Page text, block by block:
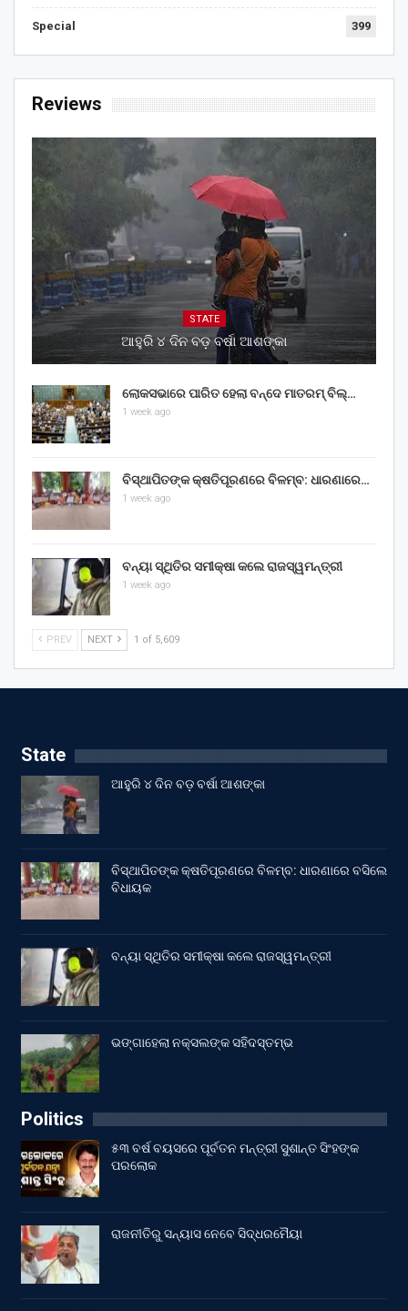
Special 399
Reviews
STATE
ଆହୁରି ୪ ଦିନ ବଡ଼ ବର୍ଷା ଆଶଙ୍କା
ଲୋକସଭାରେ ପାରିତ ହେଲା ବନ୍ଦେ ମାତରମ୍‌ ବିଲ୍‌…
1 week ago
ବିସ୍ଥାପିତଙ୍କ କ୍ଷତିପୂରଣରେ ବିଳମ୍ବ: ଧାରଣାରେ…
1 week ago
ବନ୍ୟା ସ୍ଥିତିର ସମୀକ୍ଷା କଲେ ରାଜସ୍ୱମନ୍ତ୍ରୀ
1 week ago
PREV NEXT 1 of 5,609
State
ଆହୁରି ୪ ଦିନ ବଡ଼ ବର୍ଷା ଆଶଙ୍କା
ବିସ୍ଥାପିତଙ୍କ କ୍ଷତିପୂରଣରେ ବିଳମ୍ବ: ଧାରଣାରେ ବସିଲେ
ବିଧାୟକ
ବନ୍ୟା ସ୍ଥିତିର ସମୀକ୍ଷା କଲେ ରାଜସ୍ୱମନ୍ତ୍ରୀ
ଭଙ୍ଗାହେଲା ନକ୍ସଲଙ୍କ ସହିଦସ୍ତମ୍ଭ
Politics
୫୩ ବର୍ଷ ବୟସରେ ପୂର୍ବତନ ମନ୍ତ୍ରୀ ସୁଶାନ୍ତ ସିଂହଙ୍କ
ପରଲୋକ
ରାଜନୀତିରୁ ସନ୍ୟାସ ନେବେ ସିଦ୍ଧରମୈୟା